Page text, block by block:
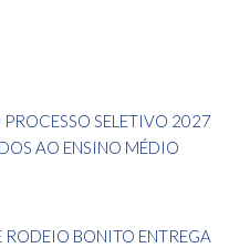
SELETIVO 2027
AO ENSINO MÉDIO
BONITO ENTREGA